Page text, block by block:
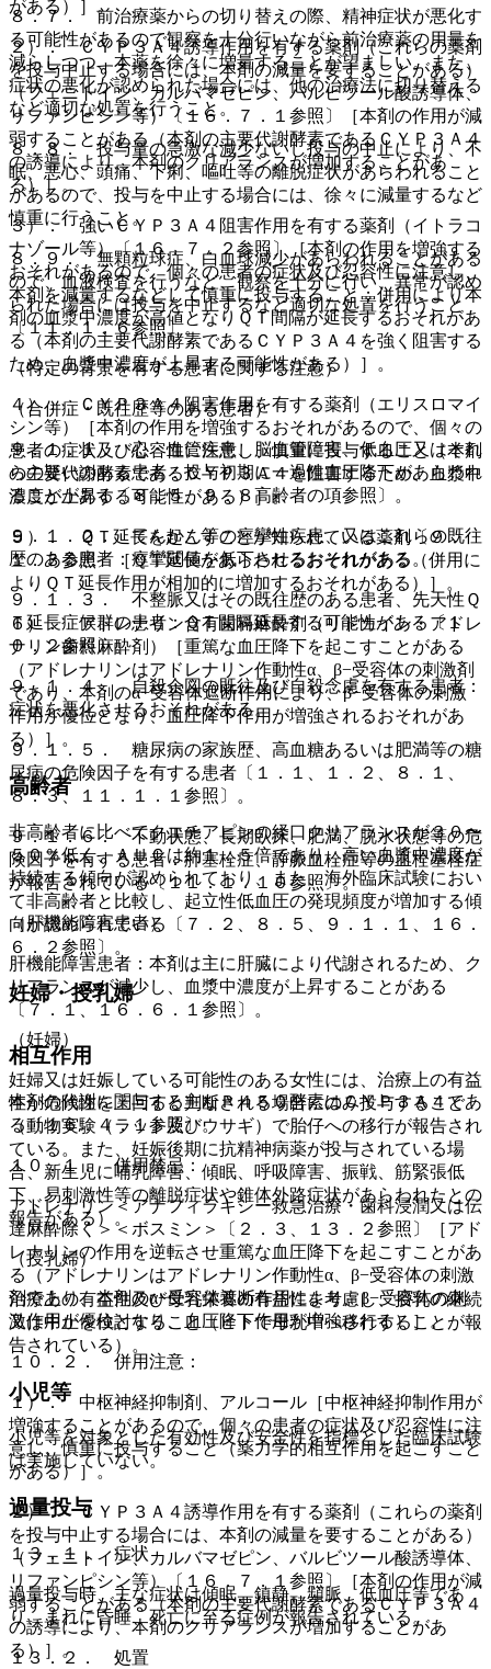
がある）］。
２）． ＣＹＰ３Ａ４誘導作用を有する薬剤（これらの薬剤
を投与中止する場合には、本剤の減量を要することがある）
（フェニトイン、カルバマゼピン、バルビツール酸誘導体、
リファンピシン等）〔１６．７．１参照〕［本剤の作用が減
弱することがある（本剤の主要代謝酵素であるＣＹＰ３Ａ４
の誘導により、本剤のクリアランスが増加することがあ
る）］。
３）． 強いＣＹＰ３Ａ４阻害作用を有する薬剤（イトラコ
ナゾール等）〔１６．７．２参照〕［本剤の作用を増強する
おそれがあるので、個々の患者の症状及び忍容性に注意し、
本剤を減量するなどして慎重に投与すること；併用により本
剤の血漿中濃度が高値となりＱＴ間隔が延長するおそれがあ
る（本剤の主要代謝酵素であるＣＹＰ３Ａ４を強く阻害する
ため、血漿中濃度が上昇する可能性がある）］。
４）． ＣＹＰ３Ａ４阻害作用を有する薬剤（エリスロマイ
シン等）［本剤の作用を増強するおそれがあるので、個々の
患者の症状及び忍容性に注意し、慎重に投与すること（本剤
の主要代謝酵素であるＣＹＰ３Ａ４を阻害するため、血漿中
濃度が上昇する可能性がある）］。
５）． ＱＴ延長を起こすことが知られている薬剤〔９．
１．３参照〕［ＱＴ延長があらわれるおそれがある（併用に
よりＱＴ延長作用が相加的に増加するおそれがある）］。
６）． アドレナリン含有歯科麻酔剤（リドカイン・アドレ
ナリン歯科麻酔剤）［重篤な血圧降下を起こすことがある
（アドレナリンはアドレナリン作動性α、β−受容体の刺激剤
であり、本剤のα−受容体遮断作用により、β−受容体の刺激
作用が優位となり、血圧降下作用が増強されるおそれがあ
る）］。
高齢者
非高齢者に比べてクエチアピンの経口クリアランスが３０〜
５０％低く、ＡＵＣは約１．５倍であり、高い血漿中濃度が
持続する傾向が認められており、また、海外臨床試験におい
て非高齢者と比較し、起立性低血圧の発現頻度が増加する傾
向が認められている〔７．２、８．５、９．１．１、１６．
６．２参照〕。
妊婦・授乳婦
（妊婦）
妊婦又は妊娠している可能性のある女性には、治療上の有益
性が危険性を上回ると判断される場合にのみ投与すること
（動物実験（ラット及びウサギ）で胎仔への移行が報告され
ている。また、妊娠後期に抗精神病薬が投与されている場
合、新生児に哺乳障害、傾眠、呼吸障害、振戦、筋緊張低
下、易刺激性等の離脱症状や錐体外路症状があらわれたとの
報告がある）。
（授乳婦）
治療上の有益性及び母乳栄養の有益性を考慮し、授乳の継続
又は中止を検討すること（ヒトで母乳中へ移行することが報
告されている）。
小児等
小児等を対象とした有効性及び安全性を指標とした臨床試験
は実施していない。
過量投与
１３．１． 症状
過量投与時、主な症状は傾眠、鎮静、頻脈、低血圧等であ
り、まれに昏睡、死亡に至る症例が報告されている。
１３．２． 処置
８．７． 前治療薬からの切り替えの際、精神症状が悪化す
る可能性があるので観察を十分行いながら前治療薬の用量を
減らしつつ、本薬を徐々に増量することが望ましい。また、
症状の悪化が認められた場合には、他の治療法に切り替える
など適切な処置を行うこと。
８．８． 投与量の急激な減少ないし投与の中止により、不
眠、悪心、頭痛、下痢、嘔吐等の離脱症状があらわれること
があるので、投与を中止する場合には、徐々に減量するなど
慎重に行うこと。
８．９． 無顆粒球症、白血球減少があらわれることがある
ので、血液検査を行うなど、観察を十分に行い、異常が認め
られた場合には投与を中止するなど適切な処置を行うこと
〔１１．１．６参照〕。
（特定の背景を有する患者に関する注意）
（合併症・既往歴等のある患者）
９．１．１． 心・血管疾患、脳血管障害、低血圧又はそれ
らの疑いのある患者：投与初期に一過性血圧降下があらわれ
ることがある〔８．５、９．８高齢者の項参照〕。
９．１．２． てんかん等の痙攣性疾患、又はこれらの既往
歴のある患者：痙攣閾値を低下させるおそれがある。
９．１．３． 不整脈又はその既往歴のある患者、先天性Ｑ
Ｔ延長症候群の患者：ＱＴ間隔延長する可能性がある〔１
０．２参照〕。
９．１．４． 自殺企図の既往及び自殺念慮を有する患者：
症状を悪化させるおそれがある。
９．１．５． 糖尿病の家族歴、高血糖あるいは肥満等の糖
尿病の危険因子を有する患者〔１．１、１．２、８．１、
８．３、１１．１．１参照〕。
９．１．６． 不動状態、長期臥床、肥満、脱水状態等の危
険因子を有する患者：肺塞栓症、静脈血栓症等の血栓塞栓症
が報告されている〔１１．１．１０参照〕。
（肝機能障害患者）
肝機能障害患者：本剤は主に肝臓により代謝されるため、ク
リアランスが減少し、血漿中濃度が上昇することがある
〔７．１、１６．６．１参照〕。
相互作用
本剤の代謝に関与する主なＰ４５０酵素はＣＹＰ３Ａ４であ
る〔１６．４．１参照〕。
１０．１． 併用禁忌：
アドレナリン＜アナフィラキシー救急治療・歯科浸潤又は伝
達麻酔除く＞＜ボスミン＞〔２．３、１３．２参照〕［アド
レナリンの作用を逆転させ重篤な血圧降下を起こすことがあ
る（アドレナリンはアドレナリン作動性α、β−受容体の刺激
剤であり、本剤のα−受容体遮断作用により、β−受容体の刺
激作用が優位となり、血圧降下作用が増強される）］。
１０．２． 併用注意：
１）． 中枢神経抑制剤、アルコール［中枢神経抑制作用が
増強することがあるので、個々の患者の症状及び忍容性に注
意し、慎重に投与すること（薬力学的相互作用を起こすこと
がある）］。
２）． ＣＹＰ３Ａ４誘導作用を有する薬剤（これらの薬剤
を投与中止する場合には、本剤の減量を要することがある）
（フェニトイン、カルバマゼピン、バルビツール酸誘導体、
リファンピシン等）〔１６．７．１参照〕［本剤の作用が減
弱することがある（本剤の主要代謝酵素であるＣＹＰ３Ａ４
の誘導により、本剤のクリアランスが増加することがあ
る）］。